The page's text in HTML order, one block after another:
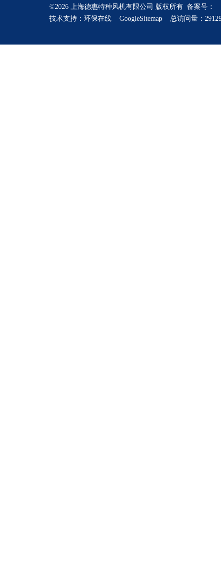
©2026 上海德惠特种风机有限公司 版权所有 备案号：
技术支持： 环保在线 GoogleSitemap 总访问量：